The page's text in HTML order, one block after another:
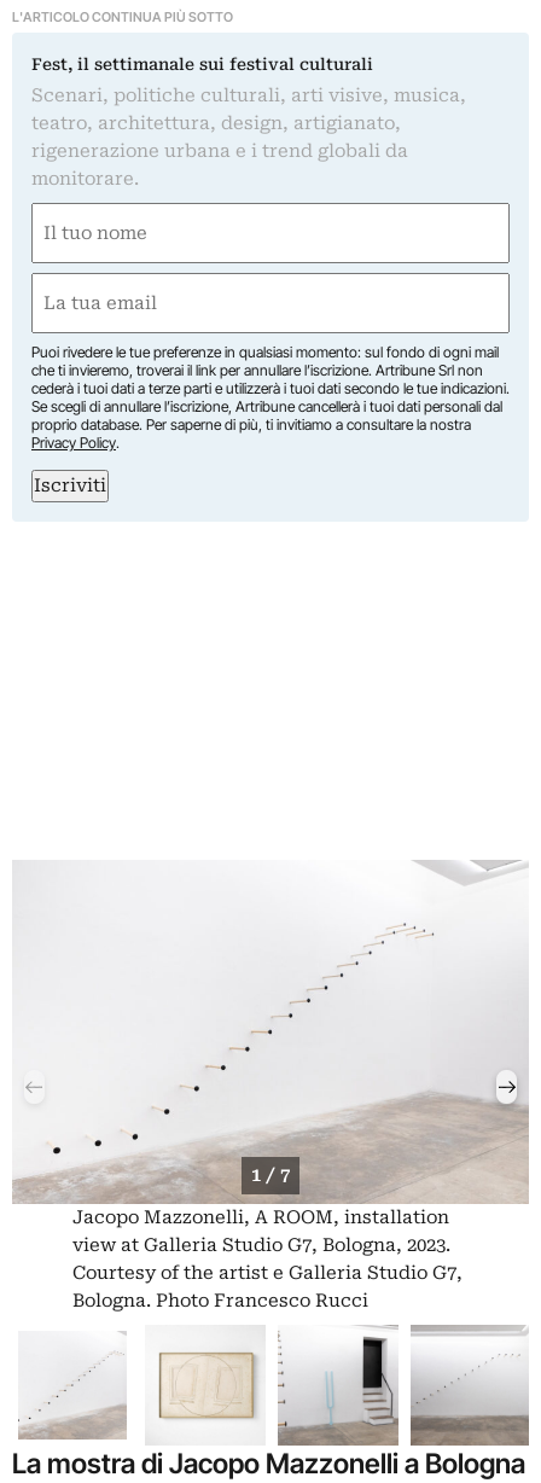
L'ARTICOLO CONTINUA PIÙ SOTTO
Fest, il settimanale sui festival culturali
Scenari, politiche culturali, arti visive, musica,
teatro, architettura, design, artigianato,
rigenerazione urbana e i trend globali da
monitorare.
(Obbligatorio)
Nome
(Obbligatorio)
Puoi rivedere le tue preferenze in qualsiasi momento: sul fondo di ogni mail
che ti invieremo, troverai il link per annullare l’iscrizione. Artribune Srl non
cederà i tuoi dati a terze parti e utilizzerà i tuoi dati secondo le tue indicazioni.
Se scegli di annullare l’iscrizione, Artribune cancellerà i tuoi dati personali dal
proprio database. Per saperne di più, ti invitiamo a consultare la nostra
Privacy Policy.
Iscriviti
1 / 7
Jacopo Mazzonelli, A ROOM, installation
view at Galleria Studio G7, Bologna, 2023.
Courtesy of the artist e Galleria Studio G7,
Bologna. Photo Francesco Rucci
La mostra di Jacopo Mazzonelli a Bologna